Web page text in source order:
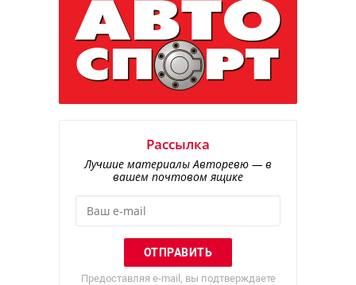
Рассылка
Лучшие материалы Авторевю — в
вашем почтовом ящике
Предоставляя e-mail, вы подтверждаете